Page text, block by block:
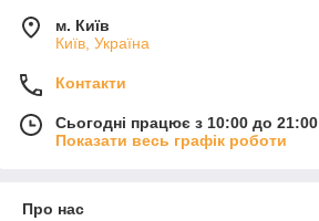
м. Київ
Київ, Україна
Контакти
Сьогодні працює з 10:00 до 21:00
Показати весь графік роботи
Про нас